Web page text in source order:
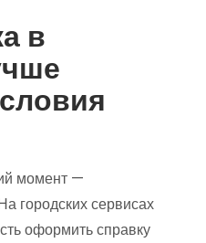
в
момент —
городских сервисах
оформить справку